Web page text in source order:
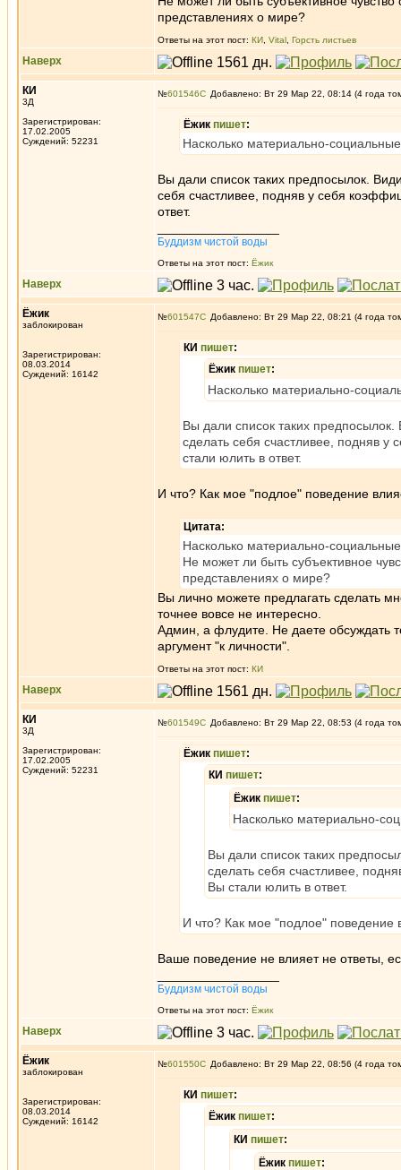
представлениях о мире?
Ответы на этот пост: КИ Vital Горсть листьев
Наверх
КИ
3Д
Зарегистрирован:
17.02.2005
Суждений: 52231
№601546 Добавлено: Вт 29 Мар 22, 08:14 (4 года
Ёжик пишет:
Насколько материально-
Вы дали список таких предпосылок.
себя счастливее, подняв у себя
ответ.
Буддизм чистой воды
Ответы на этот пост: Ёжик
Наверх
Ёжик
заблокирован
Зарегистрирован:
08.03.2014
Суждений: 16142
№601547 Добавлено: Вт 29 Мар 22, 08:21 (4 года
КИ пишет:
Ёжик пишет:
Насколько материально-
Вы дали список таких
сделать себя счастливее, подняв
стали юлить в ответ.
И что? Как мое "подлое" поведение
Цитата:
Насколько материально-
Не может ли быть субъективное
представлениях о мире?
Вы лично можете предлагать сделать
точнее вовсе не интересно.
Админ, а флудите. Не даете обсуждать
аргумент "к личности".
Ответы на этот пост: КИ
Наверх
КИ
3Д
Зарегистрирован:
17.02.2005
Суждений: 52231
№601549 Добавлено: Вт 29 Мар 22, 08:53 (4 года
Ёжик пишет:
КИ пишет:
Ёжик пишет:
Насколько материально-
Вы дали список таких
сделать себя счастливее,
Вы стали юлить в ответ.
И что? Как мое "подлое" поведение
Ваше поведение не влияет не ответы,
Буддизм чистой воды
Ответы на этот пост: Ёжик
Наверх
Ёжик
заблокирован
Зарегистрирован:
08.03.2014
Суждений: 16142
№601550 Добавлено: Вт 29 Мар 22, 08:56 (4 года
КИ пишет:
Ёжик пишет:
КИ пишет:
Ёжик пишет: